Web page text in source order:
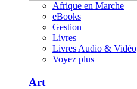
Afrique en Marche
eBooks
Gestion
Livres
Livres Audio & Vidéo
Voyez plus
Art